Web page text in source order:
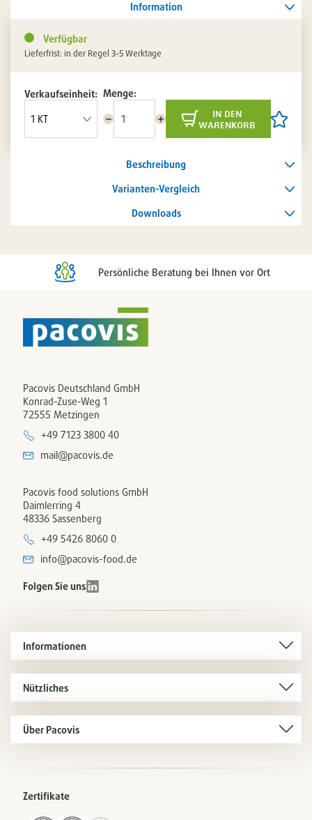
Information
Verfügbar
Lieferfrist: in der Regel 3-5 Werktage
Verkaufseinheit: Menge:
Menge
Menge
in den
warenkorb
Artikel
setzen
Beschreibung
Varianten-Vergleich
Downloads
Persönliche Beratung bei Ihnen vor Ort
Pacovis Deutschland GmbH
Konrad-Zuse-Weg 1
72555 Metzingen
+49 7123 3800 40
mail@pacovis.de
Pacovis food solutions GmbH
Daimlerring 4
48336 Sassenberg
+49 5426 8060 0
info@pacovis-food.de
Folgen Sie uns
Informationen
Nützliches
Über Pacovis
Zertifikate